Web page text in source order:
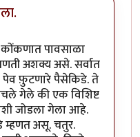
पावसाळा
अशक्य असे. सर्वात
फ़ुटणारे पैसेकिडे. ते
गेले की एक विशिष्ट
जोडला गेला आहे.
म्हणत असू. चतुर.